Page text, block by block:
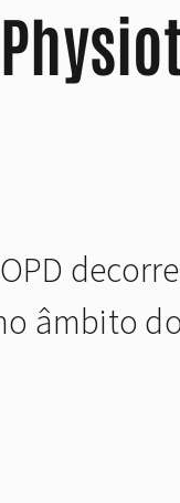
âmbito